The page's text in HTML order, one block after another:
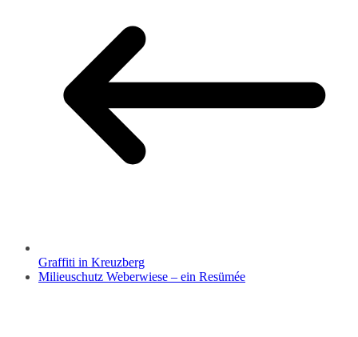
Graffiti in Kreuzberg
Milieuschutz Weberwiese – ein Resümée